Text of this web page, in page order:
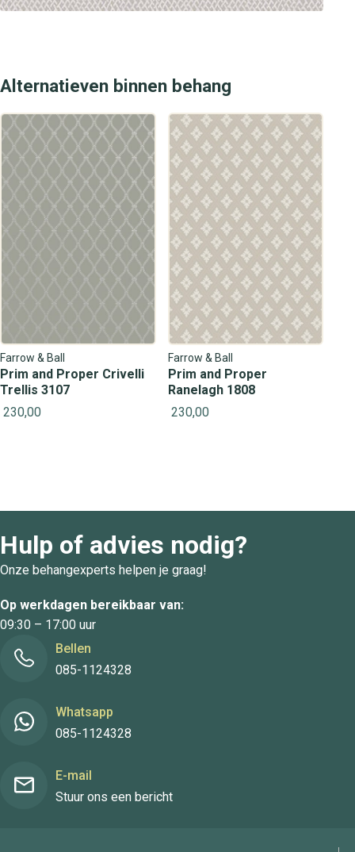
Alternatieven binnen behang
Farrow & Ball
Prim and Proper Crivelli
Trellis 3107
230,00
Farrow & Ball
Prim and Proper
Ranelagh 1808
230,00
Hulp of advies nodig?
Onze behangexperts helpen je graag!
Op werkdagen bereikbaar van:
09:30 – 17:00 uur
Bellen
085-1124328
Whatsapp
085-1124328
E-mail
Stuur ons een bericht